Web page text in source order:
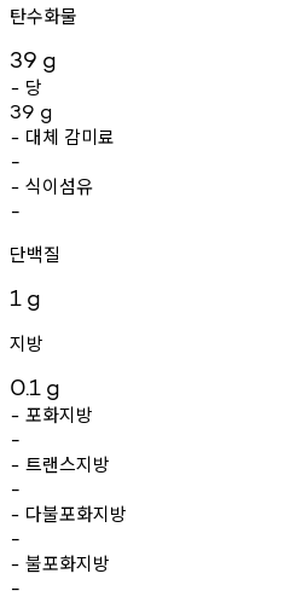
탄수화물
39 g
- 당
39 g
- 대체 감미료
-
- 식이섬유
-
단백질
1 g
지방
0.1 g
- 포화지방
-
- 트랜스지방
-
- 다불포화지방
-
- 불포화지방